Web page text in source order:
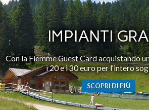
IMPIANTI
Con la Fiemme Guest Card acquistando
i 20 e i 30 euro per l'intero
SCOPRI DI PIÙ